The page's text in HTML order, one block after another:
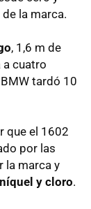
la marca.
, 1,6 m de
a cuatro
tardó 10
que el 1602
por las
la marca y
y cloro.